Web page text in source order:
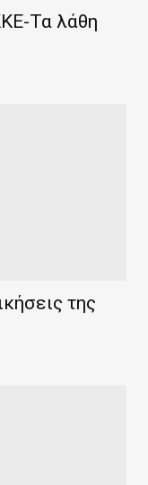
Τα λάθη
της